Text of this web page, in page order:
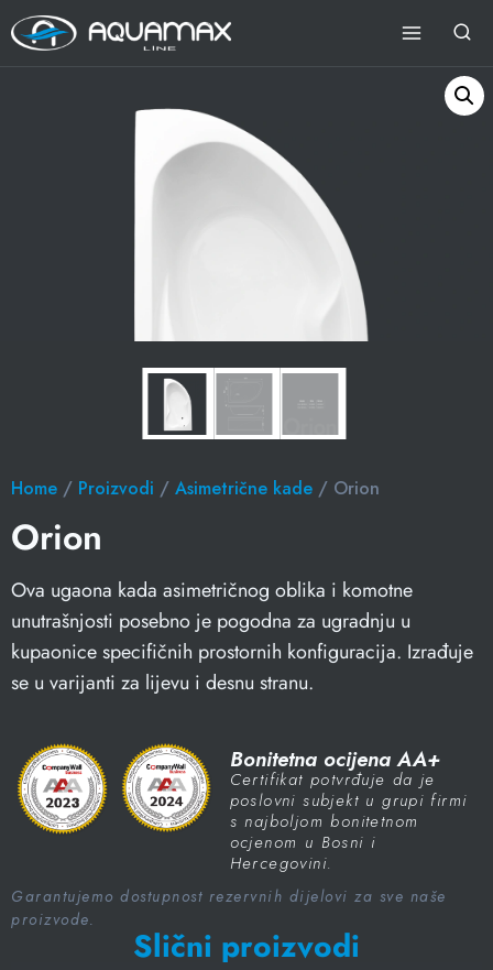
Home / Proizvodi / Asimetrične kade / Orion
Orion
Ova ugaona kada asimetričnog oblika i komotne
unutrašnjosti posebno je pogodna za ugradnju u
kupaonice specifičnih prostornih konfiguracija. Izrađuje
se u varijanti za lijevu i desnu stranu.
Bonitetna ocijena AA+
Certifikat potvrđuje da je
poslovni subjekt u grupi firmi
s najboljom bonitetnom
ocjenom u Bosni i
Hercegovini.
Garantujemo dostupnost rezervnih dijelovi za sve naše
proizvode.
Slični proizvodi